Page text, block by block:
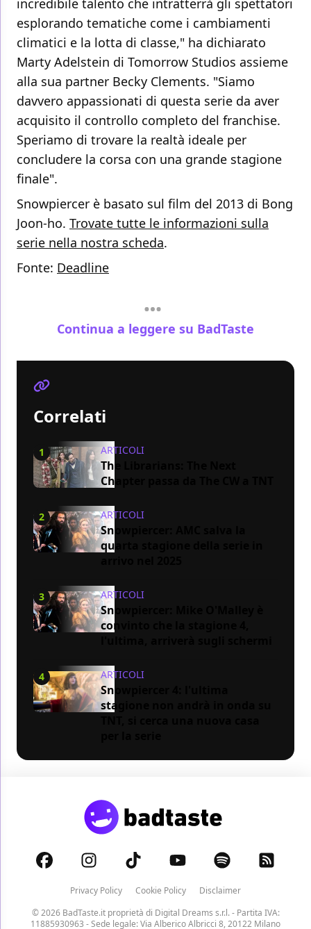
incredibile talento che intratterrà gli spettatori
esplorando tematiche come i cambiamenti
climatici e la lotta di classe," ha dichiarato
Marty Adelstein di Tomorrow Studios assieme
alla sua partner Becky Clements. "Siamo
davvero appassionati di questa serie da aver
acquisito il controllo completo del franchise.
Speriamo di trovare la realtà ideale per
concludere la corsa con una grande stagione
finale".
Snowpiercer è basato sul film del 2013 di Bong
Joon-ho. Trovate tutte le informazioni sulla
serie nella nostra scheda.
Fonte: Deadline
Continua a leggere su BadTaste
Correlati
1 ARTICOLI
The Librarians: The Next
Chapter passa da The CW a TNT
2 ARTICOLI
Snowpiercer: AMC salva la
quarta stagione della serie in
3 ARTICOLI
Snowpiercer: Mike O'Malley è
convinto che la stagione 4,
4 ARTICOLI
Snowpiercer 4: l'ultima
stagione non andrà in onda su
Privacy Policy Cookie Policy
Disclaimer
© 2026 BadTaste.it proprietà di Digital Dreams s.r.l.- Partita IVA:
11885930963 - Sede legale: Via Alberico Albricci 8, 20122 Milano